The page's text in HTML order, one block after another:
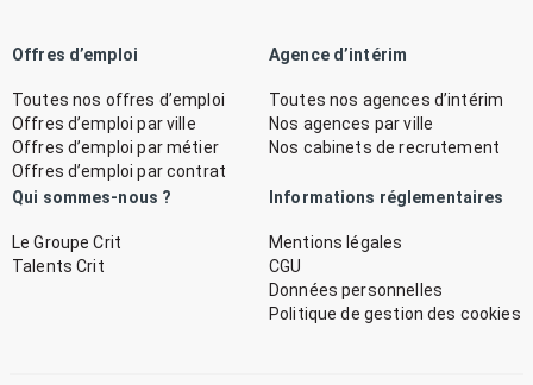
Offres d’emploi
Toutes nos offres d’emploi
Offres d’emploi par ville
Offres d’emploi par métier
Offres d’emploi par contrat
Agence d’intérim
Toutes nos agences d’intérim
Nos agences par ville
Nos cabinets de recrutement
Qui sommes-nous ?
Le Groupe Crit
Talents Crit
Informations réglementaires
Mentions légales
CGU
Données personnelles
Politique de gestion des cookies